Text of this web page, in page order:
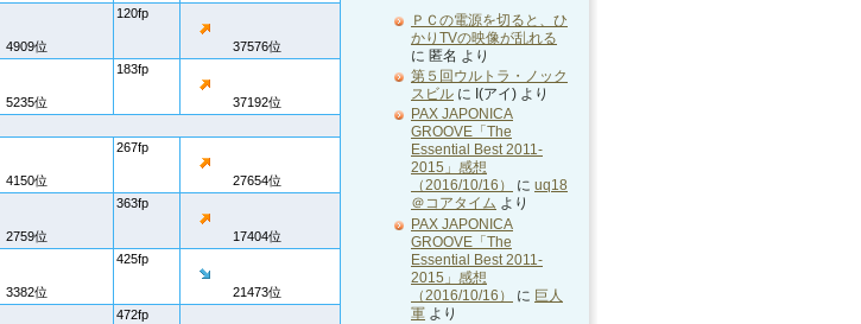
4909位
120fp
37576位
5235位
183fp
37192位
4150位
267fp
27654位
2759位
363fp
17404位
3382位
425fp
21473位
472fp
ＰＣの電源を切ると、ひ
かりTVの映像が乱れる
に 匿名 より
第５回ウルトラ・ノック
スビル に I(アイ) より
PAX JAPONICA
GROOVE「The
Essential Best 2011-
2015」感想
（2016/10/16）
に uq18
＠コアタイム より
PAX JAPONICA
GROOVE「The
Essential Best 2011-
2015」感想
（2016/10/16）
に 巨人
軍 より